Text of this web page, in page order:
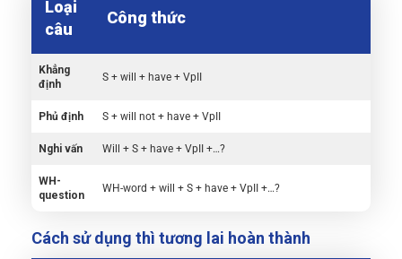
Loại
câu
Công thức
Khẳng
định
S + will + have + VpII
Phủ định S + will not + have + VpII
Nghi vấn Will + S + have + VpII +…?
WH-
question
WH-word + will + S + have + VpII +…?
Cách sử dụng thì tương lai hoàn thành